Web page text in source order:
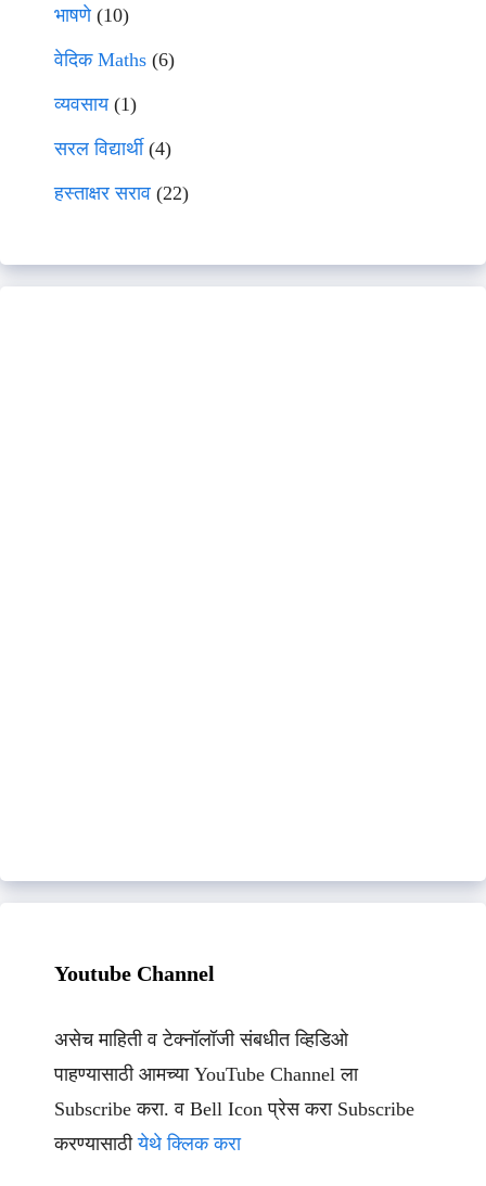
भाषणे(10)
वेदिक Maths (6)
व्यवसाय(1)
सरल विद्यार्थी(4)
हस्ताक्षर सराव (22)
Youtube Channel
असेच माहिती व टेक्नॉलॉजी संबधीत व्हिडिओ
पाहण्यासाठी आमच्या YouTube Channel ला
Subscribe करा. व Bell Icon प्रेस करा Subscribe
करण्यासाठीयेथे क्लिक करा